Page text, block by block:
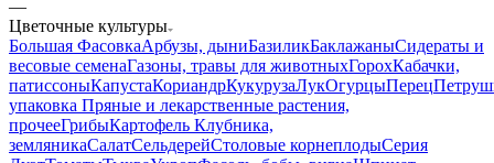
—
Цветочные культуры
Большая ФасовкаАрбузы, дыниБазиликБаклажаныСидераты и
весовые семенаГазоны, травы для животныхГорохКабачки,
патиссоныКапустаКориандрКукурузаЛукОгурцыПерец
упаковка Пряные и лекарственные растения,
прочееГрибыКартофель Клубника,
земляникаСалатСельдерейСтоловые корнеплодыСерия